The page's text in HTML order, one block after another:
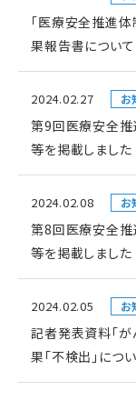
「医療安全推進
果報告書について
2024.02.27 お
第9回医療安全
等を掲載しました
2024.02.08 お
第8回医療安全
等を掲載しました
2024.02.05 お
記者発表資料「
果「不検出」につ